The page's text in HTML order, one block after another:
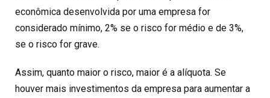
econômica desenvolvida por uma empresa for
considerado mínimo, 2% se o risco for médio e de 3%,
se o risco for grave.
Assim, quanto maior o risco, maior é a alíquota. Se
houver mais investimentos da empresa para aumentar a